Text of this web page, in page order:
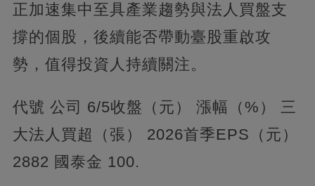
正加速集中至具產業趨勢與法人買盤支
撐的個股，後續能否帶動臺股重啟攻
勢，值得投資人持續關注。
代號 公司 6/5收盤（元） 漲幅（%） 三
大法人買超（張） 2026首季EPS（元）
2882 國泰金 100.